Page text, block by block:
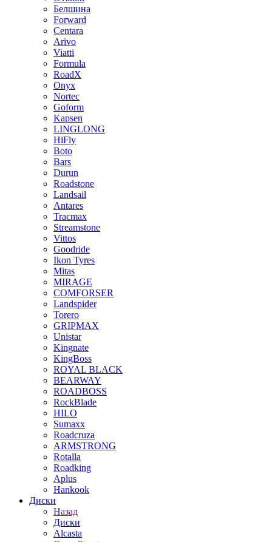
Белшина
Forward
Centara
Arivo
Viatti
Formula
RoadX
Onyx
Nortec
Goform
Kapsen
LINGLONG
HiFly
Boto
Bars
Durun
Roadstone
Landsail
Antares
Tracmax
Streamstone
Vittos
Goodride
Ikon Tyres
Mitas
MIRAGE
COMFORSER
Landspider
Torero
GRIPMAX
Unistar
Kingnate
KingBoss
ROYAL BLACK
BEARWAY
ROADBOSS
RockBlade
HILO
Sumaxx
Roadcruza
ARMSTRONG
Rotalla
Roadking
Aplus
Hankook
Диски
Назад
Диски
Alcasta